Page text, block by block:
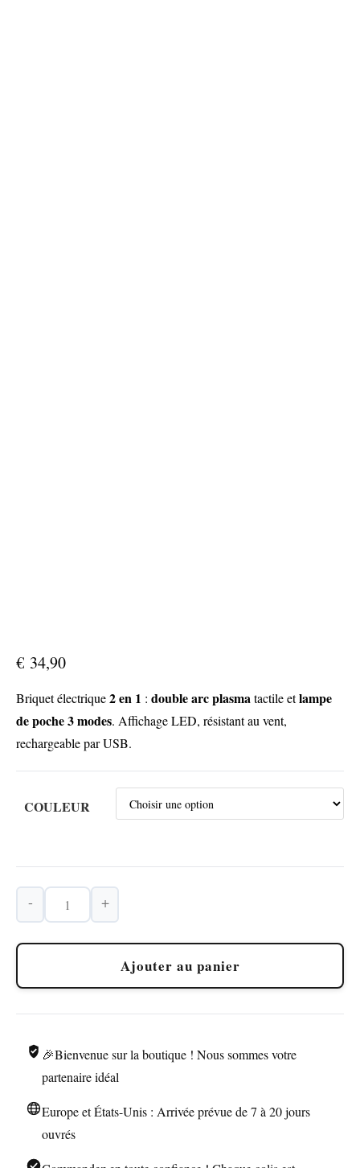
€ 34,90
Briquet électrique2 en 1 : double arc plasmatactile etlampe
de poche 3 modes. Affichage LED, résistant au vent,
rechargeable par USB.
COULEUR
Briquet
Tactile
Lampe
Poche
- +
Ajouter au panier
🎉Bienvenue sur la boutique ! Nous sommes votre
partenaire idéal
Europe et États-Unis : Arrivée prévue de 7 à 20 jours
ouvrés